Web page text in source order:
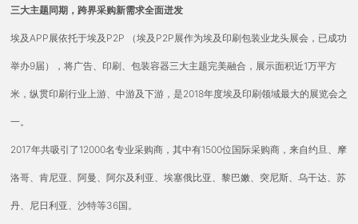
三大主题同期，跨界采购新需求全面迸发
埃及APP展依托于埃及P2P （埃及P2P展作为埃及印刷包装业龙头展会，已成功
举办9届），将广告、印刷、包装容器三大主题完美融合，展示面积近1万平方
米，纵贯印刷行业上游、中游及下游，是2018年度埃及印刷领域最大的展览会之
一。
2017年共吸引了12000名专业采购商，其中有1500位国际采购商，来自约旦、摩
洛哥、肯尼亚、阿曼、阿尔及利亚、埃塞俄比亚、黎巴嫩、突尼斯、乌干达、苏
丹、尼日利亚、沙特等36国。